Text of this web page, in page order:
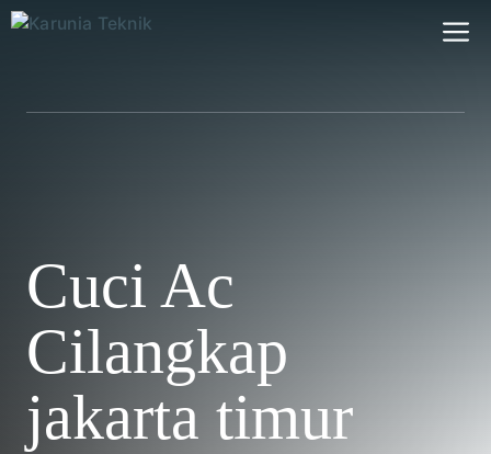
Skip
Cuci Ac
Cilangkap
jakarta timur